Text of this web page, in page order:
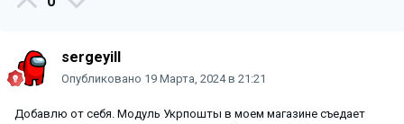
sergeyill
Опубликовано 19 Марта, 2024 в 21:21
Добавлю от себя. Модуль Укрпошты в моем магазине съедает